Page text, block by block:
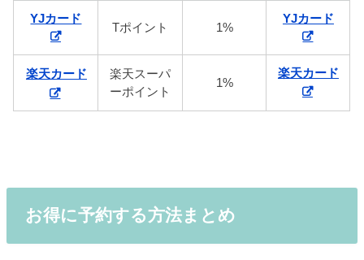
YJカード
Tポイント 1%
YJカード
楽天カード
楽天スーパ
ーポイント
1%
楽天カード
お得に予約する方法まとめ